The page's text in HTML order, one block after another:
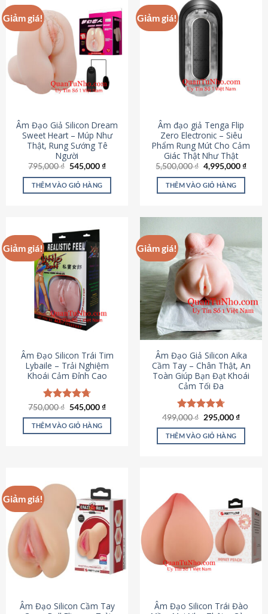
Giảm giá!
Âm Đạo Giả Silicon Dream
Sweet Heart – Múp Như
Thật, Rung Sướng Tê
Người
795,000₫ Giá
là:
795,000 ₫.
545,000₫Giá
tại
545,000 ₫.
THÊM VÀO GIỎ HÀNG
Giảm giá!
Âm đạo giả Tenga Flip
Zero Electronic – Siêu
Phẩm Rung Mút Cho Cảm
Giác Thật Như Thật
5,500,000₫ Giá
gốc
là:
5,500,000 ₫.
4,995,000₫Giá
THÊM VÀO GIỎ HÀNG
Giảm giá!
Âm Đạo Silicon Trái Tim
Lybaile – Trải Nghiệm
Khoái Cảm Đỉnh Cao
Được xếp
hạng4.70
5 sao
750,000₫ Giá
là:
750,000 ₫.
545,000₫Giá
tại
545,000 ₫.
THÊM VÀO GIỎ HÀNG
Giảm giá!
Âm Đạo Giả Silicon Aika
Cầm Tay – Chân Thật, An
Toàn Giúp Bạn Đạt Khoái
Cảm Tối Đa
Được xếp
hạng4.75
5 sao
499,000₫ Giá
là:
499,000 ₫.
295,000₫Giá
tại
THÊM VÀO GIỎ HÀNG
Giảm giá!
Âm Đạo Silicon Cầm Tay
Âm Đạo Silicon Trái Đào